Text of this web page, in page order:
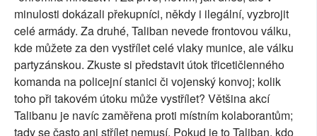
minulosti dokázali překupníci, někdy i ilegální, vyzbrojit
celé armády. Za druhé, Taliban nevede frontovou válku,
kde můžete za den vystřílet celé vlaky munice, ale válku
partyzánskou. Zkuste si představit útok třicetičlenného
komanda na policejní stanici či vojenský konvoj; kolik
toho při takovém útoku může vystřílet? Většina akcí
Talibanu je navíc zaměřena proti místním kolaborantům;
tady se často ani střílet nemusí. Pokud je to Taliban, kdo